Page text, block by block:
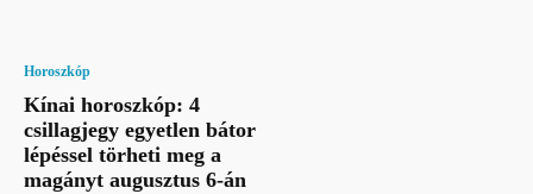
Horoszkóp
Kínai horoszkóp: 4
csillagjegy egyetlen bátor
lépéssel törheti meg a
magányt augusztus 6-án